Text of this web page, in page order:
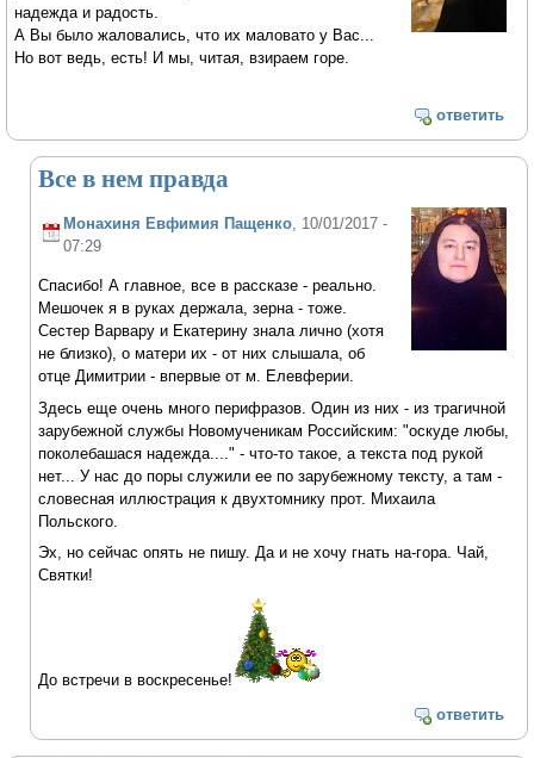
надежда и радость.
А Вы было жаловались, что их маловато у Вас...
Но вот ведь, есть! И мы, читая, взираем горе.
ответить
Все в нем правда
Монахиня Евфимия Пащенко , 10/01/2017 -
07:29
Спасибо! А главное, все в рассказе - реально.
Мешочек я в руках держала, зерна - тоже.
Сестер Варвару и Екатерину знала лично (хотя
не близко), о матери их - от них слышала, об
отце Димитрии - впервые от м. Елевферии.
Здесь еще очень много перифразов. Один из них - из трагичной
зарубежной службы Новомученикам Российским: "оскуде любы,
поколебашася надежда...." - что-то такое, а текста под рукой
нет... У нас до поры служили ее по зарубежному тексту, а там -
словесная иллюстрация к двухтомнику прот. Михаила
Польского.
Эх, но сейчас опять не пишу. Да и не хочу гнать на-гора. Чай,
Святки!
До встречи в воскресенье!
ответить